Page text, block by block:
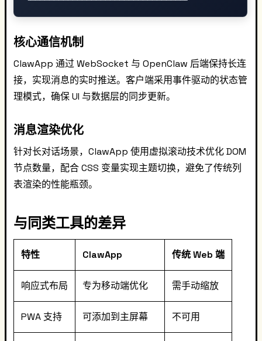
核心通信机制
ClawApp 通过 WebSocket 与 OpenClaw 后端保持长连
接，实现消息的实时推送。客户端采用事件驱动的状态管
理模式，确保 UI 与数据层的同步更新。
消息渲染优化
针对长对话场景，ClawApp 使用虚拟滚动技术优化 DOM
节点数量，配合 CSS 变量实现主题切换，避免了传统列
表渲染的性能瓶颈。
与同类工具的差异
特性 ClawApp 传统 Web 端
响应式布局 专为移动端优化 需手动缩放
PWA 支持 可添加到主屏幕 不可用